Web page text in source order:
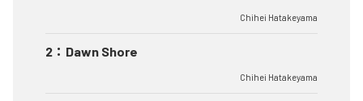
Chihei Hatakeyama
2 ： Dawn Shore
Chihei Hatakeyama